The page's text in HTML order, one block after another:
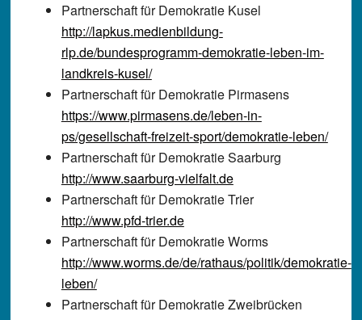
Partnerschaft für Demokratie Kusel
http://lapkus.medienbildung-
rlp.de/bundesprogramm-demokratie-leben-im-
landkreis-kusel/
Partnerschaft für Demokratie Pirmasens
https://www.pirmasens.de/leben-in-
ps/gesellschaft-freizeit-sport/demokratie-leben/
Partnerschaft für DemokratieSaarburg
http://www.saarburg-vielfalt.de
Partnerschaft für DemokratieTrier
http://www.pfd-trier.de
Partnerschaft für DemokratieWorms
http://www.worms.de/de/rathaus/politik/demokratie-
leben/
Partnerschaft für DemokratieZweibrücken